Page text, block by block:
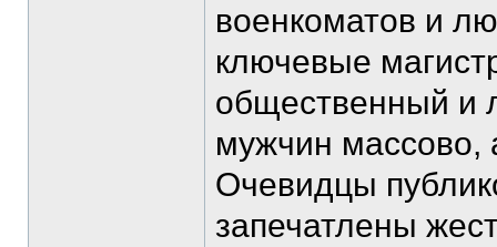
военкоматов и
ключевые
общественный и
мужчин массово,
Очевидцы
запечатлены